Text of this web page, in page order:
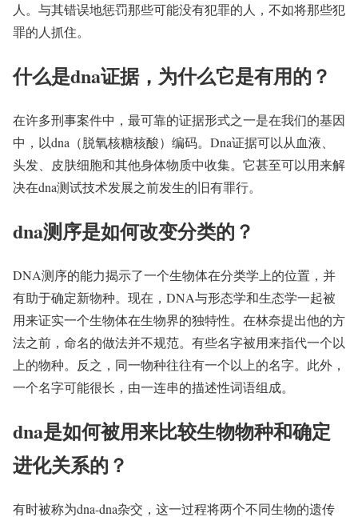
人。与其错误地惩罚那些可能没有犯罪的人，不如将那些犯
罪的人抓住。
什么是dna证据，为什么它是有用的？
在许多刑事案件中，最可靠的证据形式之一是在我们的基因
中，以dna（脱氧核糖核酸）编码。Dna证据可以从血液、
头发、皮肤细胞和其他身体物质中收集。它甚至可以用来解
决在dna测试技术发展之前发生的旧有罪行。
dna测序是如何改变分类的？
DNA测序的能力揭示了一个生物体在分类学上的位置，并
有助于确定新物种。现在，DNA与形态学和生态学一起被
用来证实一个生物体在生物界的独特性。在林奈提出他的方
法之前，命名的做法并不规范。有些名字被用来指代一个以
上的物种。反之，同一物种往往有一个以上的名字。此外，
一个名字可能很长，由一连串的描述性词语组成。
dna是如何被用来比较生物物种和确定
进化关系的？
有时被称为dna-dna杂交，这一过程将两个不同生物的遗传